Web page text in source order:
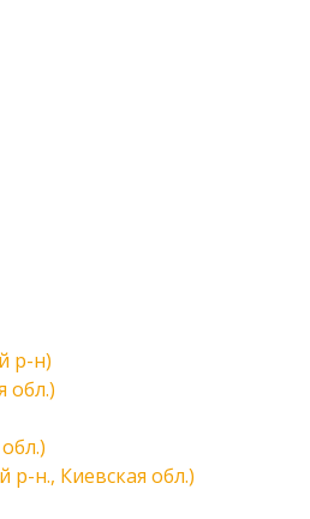
р-н)
обл.)
р-н., Киевская обл.)